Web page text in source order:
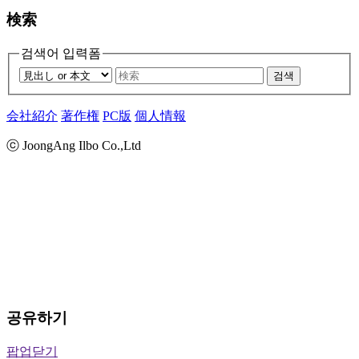
検索
검색어 입력폼
검색
会社紹介 著作権 PC版 個人情報
ⓒ JoongAng Ilbo Co.,Ltd
공유하기
팝업닫기